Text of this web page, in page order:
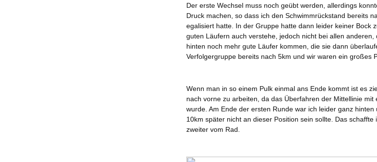
Der erste Wechsel muss noch geübt werden, allerdings
Druck machen, so dass ich den Schwimmrückstand bereits
egalisiert hatte. In der Gruppe hatte dann leider keiner Bock
guten Läufern auch verstehe, jedoch nicht bei allen anderen,
hinten noch mehr gute Läufer kommen, die sie dann
Verfolgergruppe bereits nach 5km und wir waren ein großes
Wenn man in so einem Pulk einmal ans Ende kommt ist es
nach vorne zu arbeiten, da das Überfahren der Mittellinie mit
wurde. Am Ende der ersten Runde war ich leider ganz hinten
10km später nicht an dieser Position sein sollte. Das
zweiter vom Rad.